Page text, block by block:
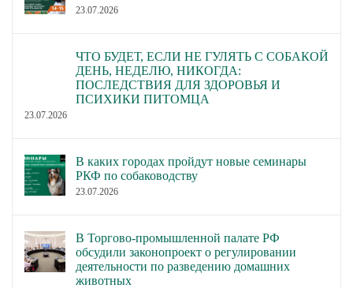
23.07.2026
ЧТО БУДЕТ, ЕСЛИ НЕ ГУЛЯТЬ С СОБАКОЙ
ДЕНЬ, НЕДЕЛЮ, НИКОГДА:
ПОСЛЕДСТВИЯ ДЛЯ ЗДОРОВЬЯ И
ПСИХИКИ ПИТОМЦА
23.07.2026
В каких городах пройдут новые семинары
РКФ по собаководству
23.07.2026
В Торгово-промышленной палате РФ
обсудили законопроект о регулировании
деятельности по разведению домашних
животных